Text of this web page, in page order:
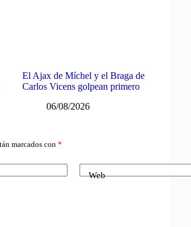
El Ajax de Míchel y el Braga de
Carlos Vicens golpean primero
06/08/2026
marcados con *
Web